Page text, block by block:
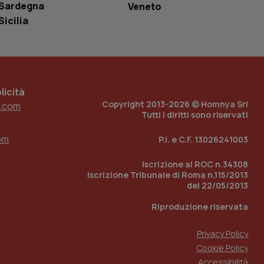
Veneto
Copyright 2013-2026 © Homnya Srl
Tutti i diritti sono riservati
P.I. e C.F. 13026241003
Iscrizione al ROC n.34308
Iscrizione Tribunale di Roma n.115/2013
del 22/05/2013
Riproduzione riservata
Privacy Policy
Cookie Policy
il sito, ma un
di accesso per
traccia
incorporati
del sito web sta
di